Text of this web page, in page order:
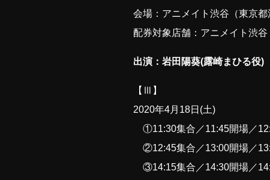
会場：アニメイト渋谷（東京
配券対象店舗：アニメイト渋
出演：岩田陽葵(露崎まひる役)
【Ⅲ】
2020年4月18日(土)
①11:30集合／11:45開場／
②12:45集合／13:00開場／
③14:15集合／14:30開場／